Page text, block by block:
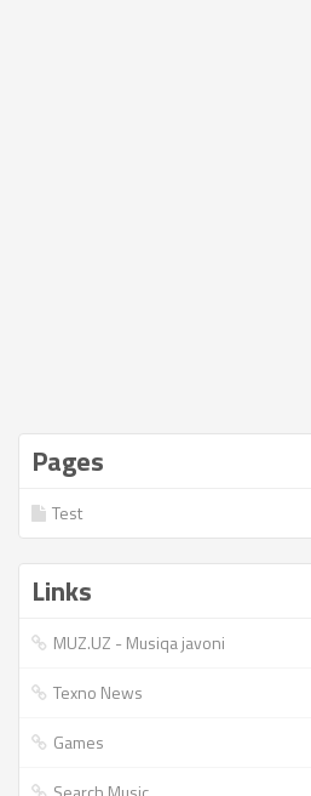
Pages
Test
Links
MUZ.UZ - Musiqa javoni
Texno News
Games